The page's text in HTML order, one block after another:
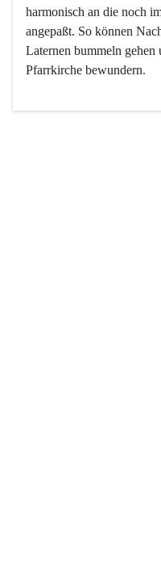
harmonisch an die noch
angepaßt. So können
Laternen bummeln gehen
Pfarrkirche bewundern.
Der Weinbau dominert